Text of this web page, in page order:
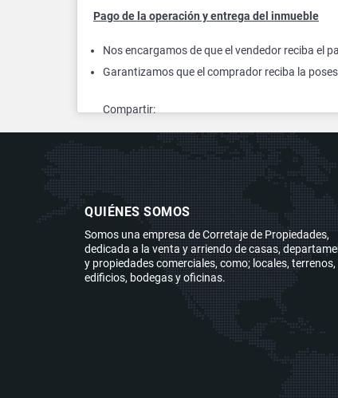
Pago de la operación y entrega del inmueble
Nos encargamos de que el vendedor reciba el
Garantizamos que el comprador reciba la
Compartir:
QUIÉNES SOMOS
Somos una empresa de Corretaje de Propiedades,
dedicada a la venta y arriendo de casas,
y propiedades comerciales, como; locales, terrenos,
edificios, bodegas y oficinas.